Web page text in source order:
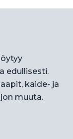
edullisesti.
kaide- ja
muuta.